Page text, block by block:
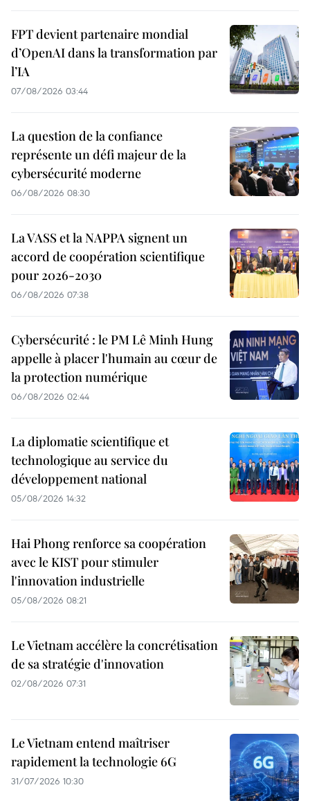
FPT devient partenaire mondial
d’OpenAI dans la transformation par
l’IA
07/08/2026 03:44
La question de la confiance
représente un défi majeur de la
cybersécurité moderne
06/08/2026 08:30
La VASS et la NAPPA signent un
accord de coopération scientifique
pour 2026-2030
06/08/2026 07:38
Cybersécurité : le PM Lê Minh Hung
appelle à placer l'humain au cœur de
la protection numérique
06/08/2026 02:44
La diplomatie scientifique et
technologique au service du
développement national
05/08/2026 14:32
Hai Phong renforce sa coopération
avec le KIST pour stimuler
l'innovation industrielle
05/08/2026 08:21
Le Vietnam accélère la concrétisation
de sa stratégie d'innovation
02/08/2026 07:31
Le Vietnam entend maîtriser
rapidement la technologie 6G
31/07/2026 10:30